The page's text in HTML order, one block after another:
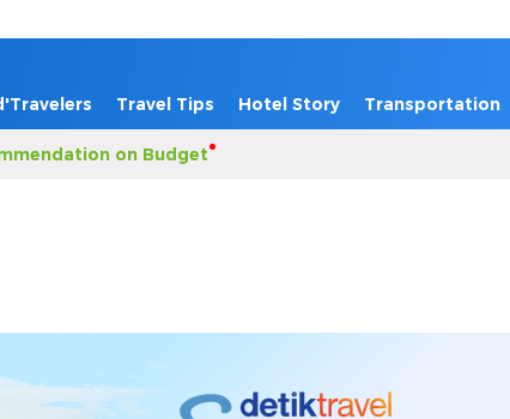
Travel Tips Hotel Story Transportation
on Budget